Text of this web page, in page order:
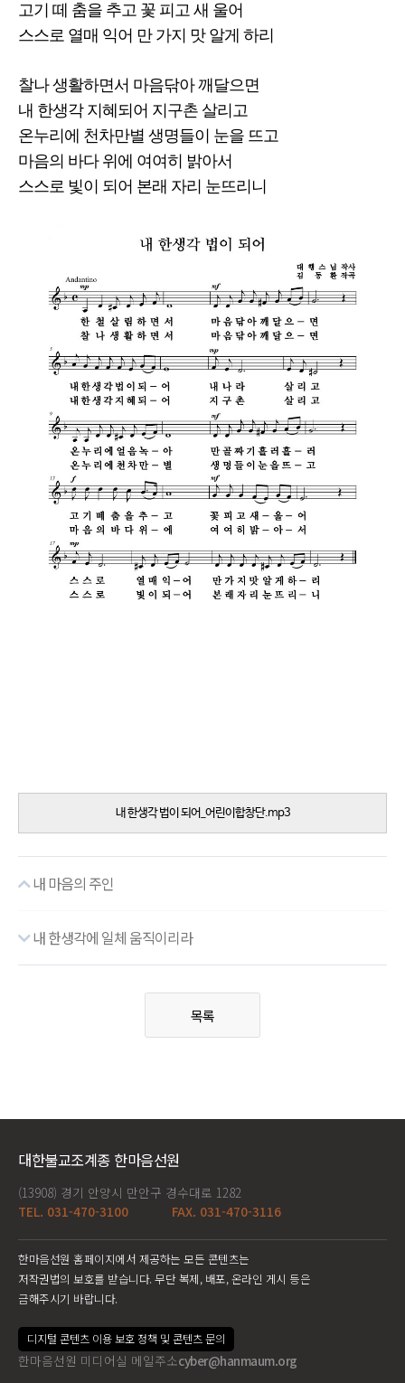
고기 떼 춤을 추고 꽃 피고 새 울어
스스로 열매 익어 만 가지 맛 알게 하리
찰나 생활하면서 마음닦아 깨달으면
내 한생각 지혜되어 지구촌 살리고
온누리에 천차만별 생명들이 눈을 뜨고
마음의 바다 위에 여여히 밝아서
스스로 빛이 되어 본래 자리 눈뜨리니
내 한생각 법이 되어_어린이합창단.mp3
내 마음의 주인
내 한생각에 일체 움직이리라
목록
대한불교조계종 한마음선원
(13908) 경기 안양시 만안구 경수대로 1282
TEL. 031-470-3100
FAX. 031-470-3116
한마음선원 홈페이지에서 제공하는 모든 콘텐츠는
저작권법의 보호를 받습니다. 무단 복제, 배포, 온라인 게시 등은
금해주시기 바랍니다.
디지털 콘텐츠 이용 보호 정책 및 콘텐츠 문의
한마음선원 미디어실 메일주소cyber@hanmaum.org